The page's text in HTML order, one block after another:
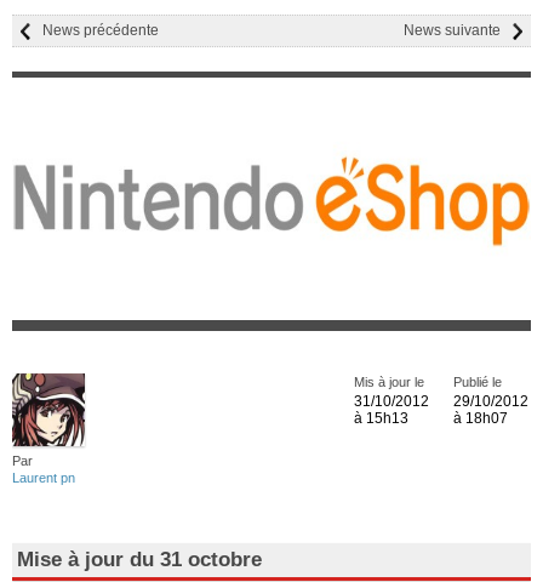
News suivante
News précédente
Par
Laurent pn
Publié le
29/10/2012
à 18h07
Mis à jour le
31/10/2012
à 15h13
Mise à jour du 31 octobre